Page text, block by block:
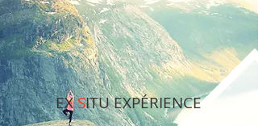
EXSITU EXPÉRIENCE